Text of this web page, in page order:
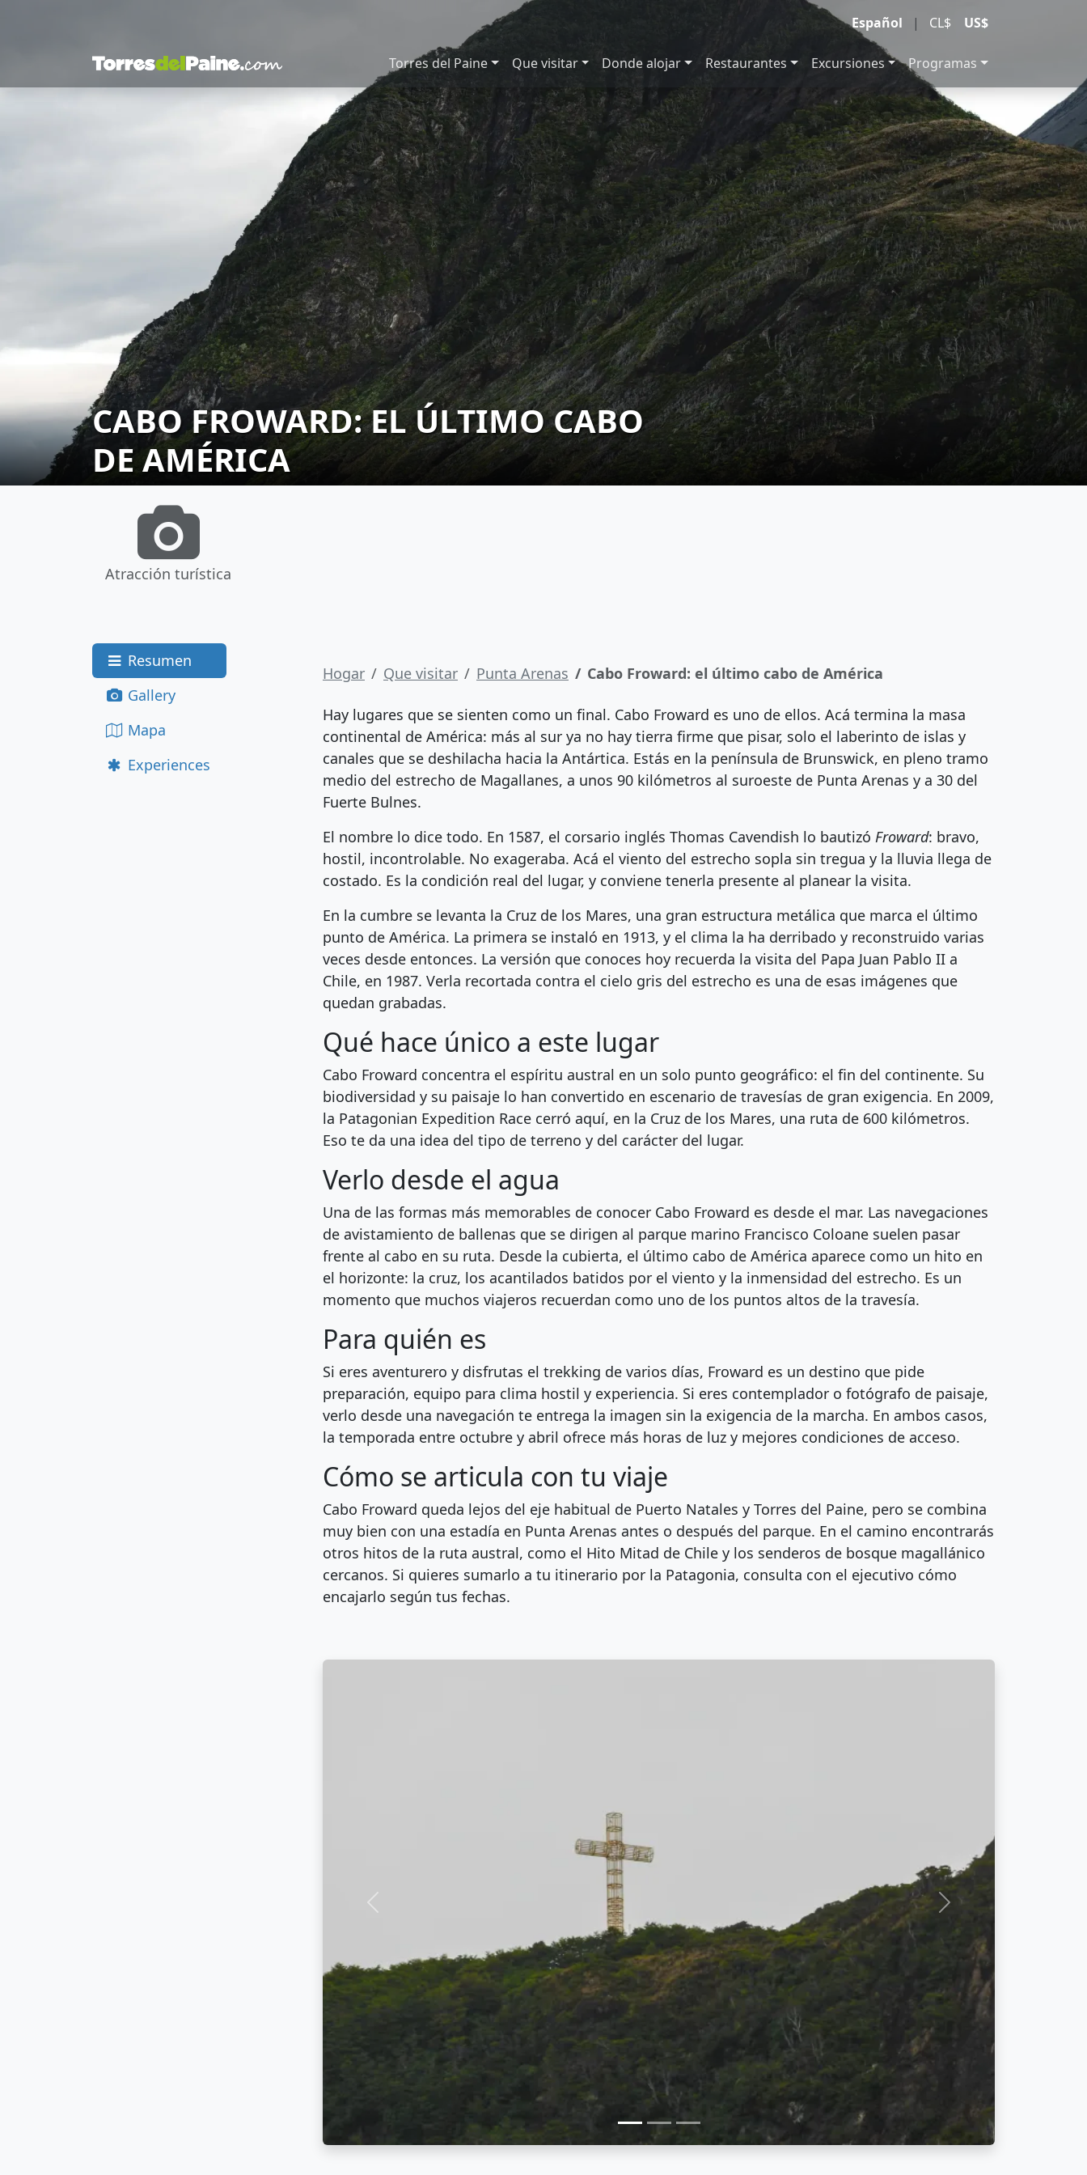
Español | CL$ US$
Torres del Paine Que visitar Donde alojar Restaurantes Excursiones Programas
CABO FROWARD: EL ÚLTIMO CABO
DE AMÉRICA
Atracción turística
Resumen
Gallery
Mapa
Experiences
Hogar Que visitar Punta Arenas Cabo Froward: el último cabo de América
Hay lugares que se sienten como un final. Cabo Froward es uno de ellos. Acá termina la masa
continental de América: más al sur ya no hay tierra firme que pisar, solo el laberinto de islas y
canales que se deshilacha hacia la Antártica. Estás en la península de Brunswick, en pleno tramo
medio del estrecho de Magallanes, a unos 90 kilómetros al suroeste de Punta Arenas y a 30 del
Fuerte Bulnes.
El nombre lo dice todo. En 1587, el corsario inglés Thomas Cavendish lo bautizó Froward: bravo,
hostil, incontrolable. No exageraba. Acá el viento del estrecho sopla sin tregua y la lluvia llega de
costado. Es la condición real del lugar, y conviene tenerla presente al planear la visita.
En la cumbre se levanta la Cruz de los Mares, una gran estructura metálica que marca el último
punto de América. La primera se instaló en 1913, y el clima la ha derribado y reconstruido varias
veces desde entonces. La versión que conoces hoy recuerda la visita del Papa Juan Pablo II a
Chile, en 1987. Verla recortada contra el cielo gris del estrecho es una de esas imágenes que
quedan grabadas.
Qué hace único a este lugar
Cabo Froward concentra el espíritu austral en un solo punto geográfico: el fin del continente. Su
biodiversidad y su paisaje lo han convertido en escenario de travesías de gran exigencia. En 2009,
la Patagonian Expedition Race cerró aquí, en la Cruz de los Mares, una ruta de 600 kilómetros.
Eso te da una idea del tipo de terreno y del carácter del lugar.
Verlo desde el agua
Una de las formas más memorables de conocer Cabo Froward es desde el mar. Las navegaciones
de avistamiento de ballenas que se dirigen al parque marino Francisco Coloane suelen pasar
frente al cabo en su ruta. Desde la cubierta, el último cabo de América aparece como un hito en
el horizonte: la cruz, los acantilados batidos por el viento y la inmensidad del estrecho. Es un
momento que muchos viajeros recuerdan como uno de los puntos altos de la travesía.
Para quién es
Si eres aventurero y disfrutas el trekking de varios días, Froward es un destino que pide
preparación, equipo para clima hostil y experiencia. Si eres contemplador o fotógrafo de paisaje,
verlo desde una navegación te entrega la imagen sin la exigencia de la marcha. En ambos casos,
la temporada entre octubre y abril ofrece más horas de luz y mejores condiciones de acceso.
Cómo se articula con tu viaje
Cabo Froward queda lejos del eje habitual de Puerto Natales y Torres del Paine, pero se combina
muy bien con una estadía en Punta Arenas antes o después del parque. En el camino encontrarás
otros hitos de la ruta austral, como el Hito Mitad de Chile y los senderos de bosque magallánico
cercanos. Si quieres sumarlo a tu itinerario por la Patagonia, consulta con el ejecutivo cómo
encajarlo según tus fechas.
Anterior Siguiente